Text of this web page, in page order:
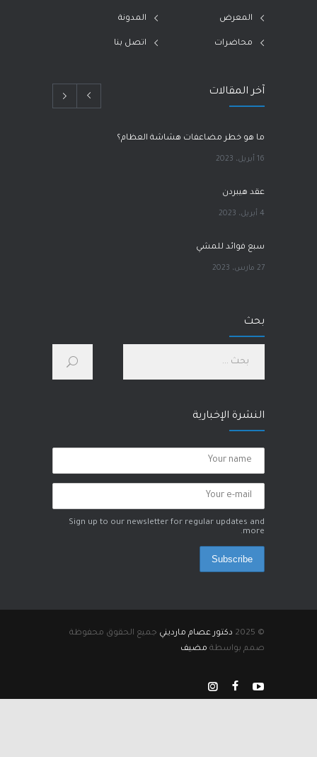
المعرض المدونة
محاضرات اتصل بنا
آخر المقالات
ما هو خطر مضاعفات هشاشة العظام؟
16 أبريل، 2023
عقد هيبردن
4 أبريل، 2023
سبع فوائد للمشي
27 مارس، 2023
1 مارس، 2023
كيف أحسّن صحتي الجسدية والنفسية؟
بحث
النشرة الإخبارية
Sign up to our newsletter for regular updates and
more.
Subscribe
© 2025 دكتور عصام مارديني جميع الحقوق محفوظة
صمم بواسطة مضيف